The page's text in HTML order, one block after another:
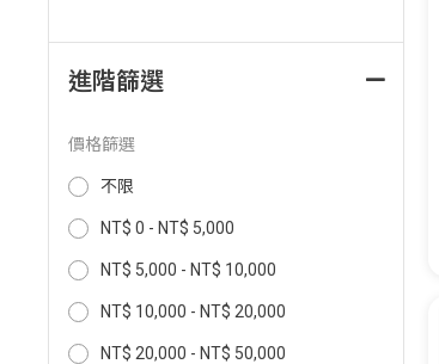
進階篩選
價格篩選
不限
NT$ 0 - NT$ 5,000
NT$ 5,000 - NT$ 10,000
NT$ 10,000 - NT$ 20,000
NT$ 20,000 - NT$ 50,000